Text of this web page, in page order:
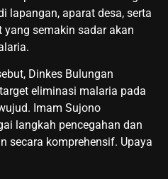
lapangan, aparat desa, serta
semakin sadar akan
Dinkes Bulungan
eliminasi malaria pada
Imam Sujono
langkah pencegahan dan
secara komprehensif. Upaya